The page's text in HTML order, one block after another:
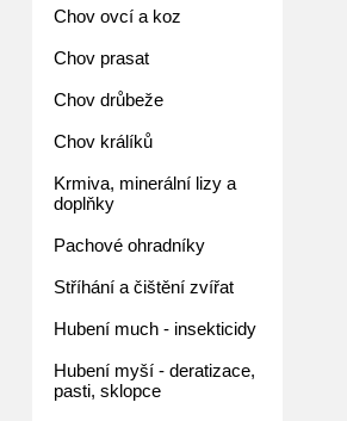
Chov ovcí a koz
Chov prasat
Chov drůbeže
Chov králíků
Krmiva, minerální lizy a
doplňky
Pachové ohradníky
Stříhání a čištění zvířat
Hubení much - insekticidy
Hubení myší - deratizace,
pasti, sklopce